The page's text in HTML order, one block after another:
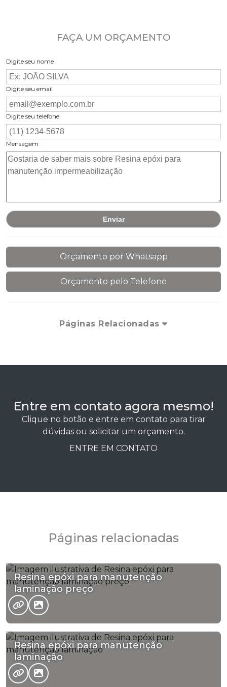
FAÇA UM ORÇAMENTO
Digite seu nome
Digite seu email
Digite seu telefone
Mensagem
Orçamento por Whatsapp
Orçamento pelo Telefone
Páginas Relacionadas
Entre em contato agora mesmo!
Clique no botão e entre em contato para tirar
dúvidas ou solicitar um orçamento.
ENTRE EM CONTATO
Páginas relacionadas
Resina epóxi para manutenção
laminação preço
Resina epóxi para manutenção
laminação